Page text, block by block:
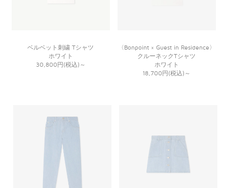
ベルベット刺繍 Tシャツ
ホワイト
30,800円(税込) ～
〈Bonpoint × Guest in Residence〉
クルーネックTシャツ
ホワイト
18,700円(税込) ～